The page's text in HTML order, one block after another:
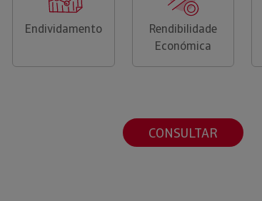
Endividamento
Rendibilidade
Económica
CONSULTAR